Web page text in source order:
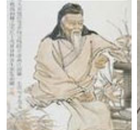
_【元朝】_【张可久】